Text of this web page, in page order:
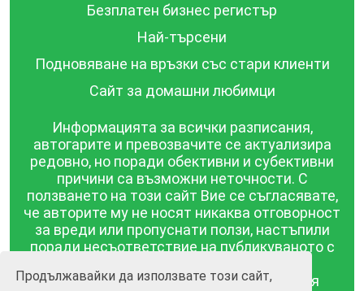
Продължавайки да използвате този сайт,
Безплатен бизнес регистър
Най-търсени
Подновяване на връзки със стари клиенти
Сайт за домашни любимци
Информацията за всички разписания,
автогарите и превозвачите се актуализира
редовно, но поради обективни и субективни
причини са възможни неточности. С
ползването на този сайт Вие се съгласявате,
че авторите му не носят никаква отговорност
за вреди или пропуснати ползи, настъпили
поради несъответствие на публикуваното с
публикувана в този сайт се предоставя